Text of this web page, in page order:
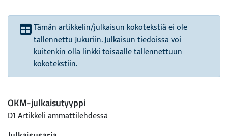
Tämän artikkelin/julkaisun kokotekstiä ei ole
tallennettu Jukuriin. Julkaisun tiedoissa voi
kuitenkin olla linkki toisaalle tallennettuun
kokotekstiin.
OKM-julkaisutyyppi
D1 Artikkeli ammattilehdessä